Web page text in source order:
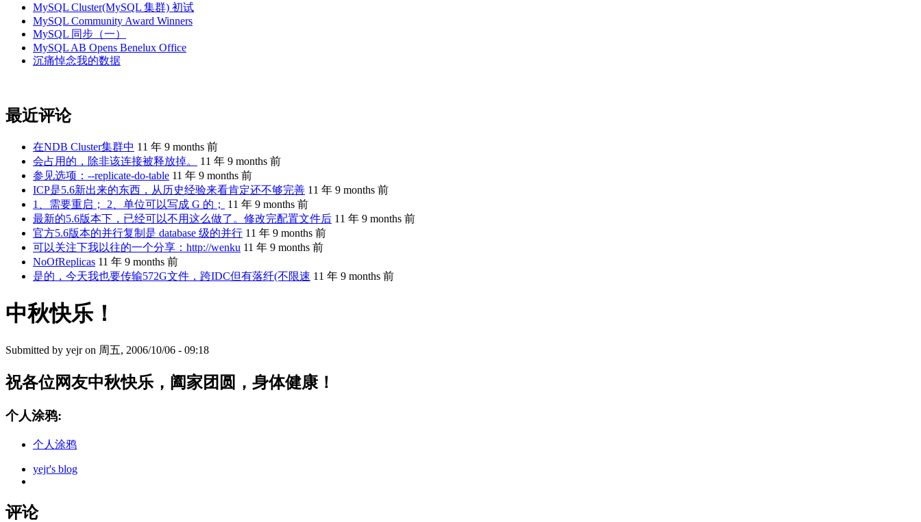
MySQL Cluster(MySQL 集群) 初试
MySQL Community Award Winners
MySQL 同步（一）
MySQL AB Opens Benelux Office
沉痛悼念我的数据
最近评论
在NDB Cluster集群中 11 年 9 months 前
会占用的，除非该连接被释放掉。
11 年 9 months 前
参见选项：--replicate-do-table 11 年 9 months 前
ICP是5.6新出来的东西，从历史经验来看肯定还不够完善 11 年 9 months 前
1、需要重启； 2、单位可以写成 G 的；
11 年 9 months 前
最新的5.6版本下，已经可以不用这么做了。修改完配置文件后 11 年 9 months 前
官方5.6版本的并行复制是 database 级的并行 11 年 9 months 前
可以关注下我以往的一个分享：http://wenku 11 年 9 months 前
NoOfReplicas 11 年 9 months 前
是的，今天我也要传输572G文件，跨IDC但有落纤(不限速 11 年 9 months 前
中秋快乐！
Submitted by yejron 周五, 2006/10/06 - 09:18
祝各位网友中秋快乐，阖家团圆，身体健康！
个人涂鸦:
个人涂鸦
yejr's blog
评论